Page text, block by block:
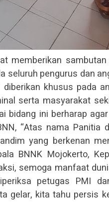
memberikan
seluruh pengurus dan
khusus pada
serta masyarakat
bidang ini berharap
“Atas nama Panitia
yang berkenan
BNNK Mojokerto,
semoga manfaat
petugas PMI
gelar, kita tahu persis